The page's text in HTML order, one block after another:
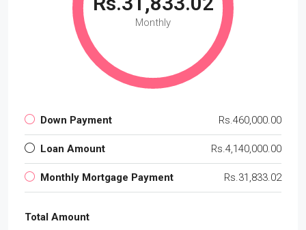
Monthly
Down Payment Rs.460,000.00
Loan Amount Rs.4,140,000.00
Monthly Mortgage Payment Rs.31,833.02
Total Amount